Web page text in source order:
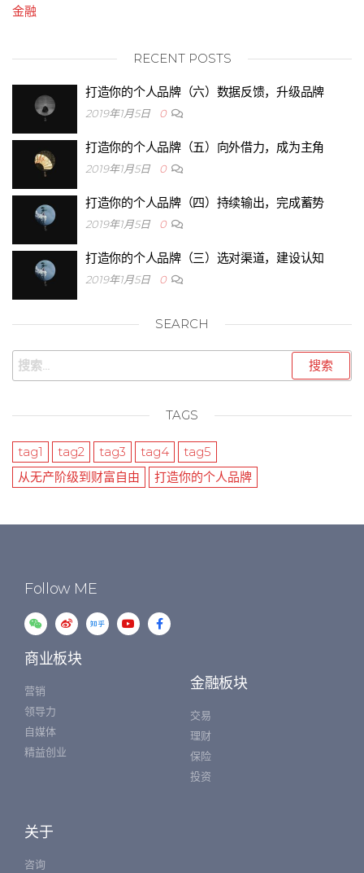
金融
RECENT POSTS
打造你的个人品牌（六）数据反馈，升级品牌
2019年1月5日 0
打造你的个人品牌（五）向外借力，成为主角
2019年1月5日 0
打造你的个人品牌（四）持续输出，完成蓄势
2019年1月5日 0
打造你的个人品牌（三）选对渠道，建设认知
2019年1月5日 0
SEARCH
TAGS
tag1 tag2 tag3 tag4
tag5
从无产阶级到财富自由
打造你的个人品牌
Follow ME
商业板块
营销
领导力
自媒体
精益创业
金融板块
交易
理财
保险
投资
关于
咨询